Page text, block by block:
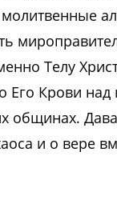
Телу
Его Крови
общинах.
и о вере